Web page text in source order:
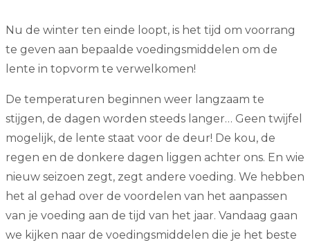
Nu de winter ten einde loopt, is het tijd om voorrang
te geven aan bepaalde voedingsmiddelen om de
lente in topvorm te verwelkomen!
De temperaturen beginnen weer langzaam te
stijgen, de dagen worden steeds langer… Geen twijfel
mogelijk, de lente staat voor de deur! De kou, de
regen en de donkere dagen liggen achter ons. En wie
nieuw seizoen zegt, zegt andere voeding. We hebben
het al gehad over de voordelen van het aanpassen
van je voeding aan de tijd van het jaar. Vandaag gaan
we kijken naar de voedingsmiddelen die je het beste